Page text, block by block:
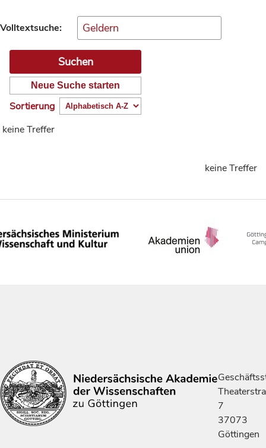
Volltextsuche:
Neue Suche starten
Sortierung
keine Treffer
keine Treffer
7
37073
Göttingen